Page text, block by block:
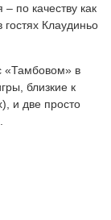
по качеству как
Клаудиньо
«Тамбовом» в
близкие к
и две просто